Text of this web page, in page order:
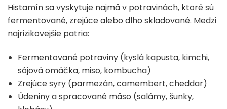
Histamín sa vyskytuje najmä v potravinách, ktoré sú
fermentované, zrejúce alebo dlho skladované. Medzi
najrizikovejšie patria:
Fermentované potraviny (kyslá kapusta, kimchi,
sójová omáčka, miso, kombucha)
Zrejúce syry (parmezán, camembert, cheddar)
Údeniny a spracované mäso (salámy, šunky,